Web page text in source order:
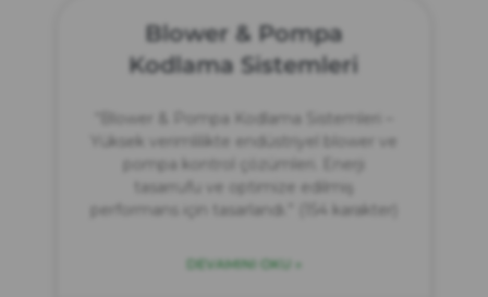
Blower & Pompa
Kodlama Sistemleri
“Blower & Pompa Kodlama Sistemleri –
Yüksek verimlilikte endüstriyel blower ve
pompa kontrol çözümleri. Enerji
tasarrufu ve optimize edilmiş
performans için tasarlandı.” (154 karakter)
DEVAMINI OKU »